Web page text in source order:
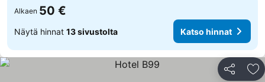
Alkaen 50 €
Näytä hinnat 13 sivustolta Katso hinnat
Jaa